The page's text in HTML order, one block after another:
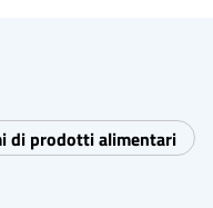
di prodotti alimentari